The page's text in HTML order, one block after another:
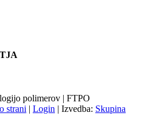
polimerov | FTPO
strani | Login | Izvedba: Skupina